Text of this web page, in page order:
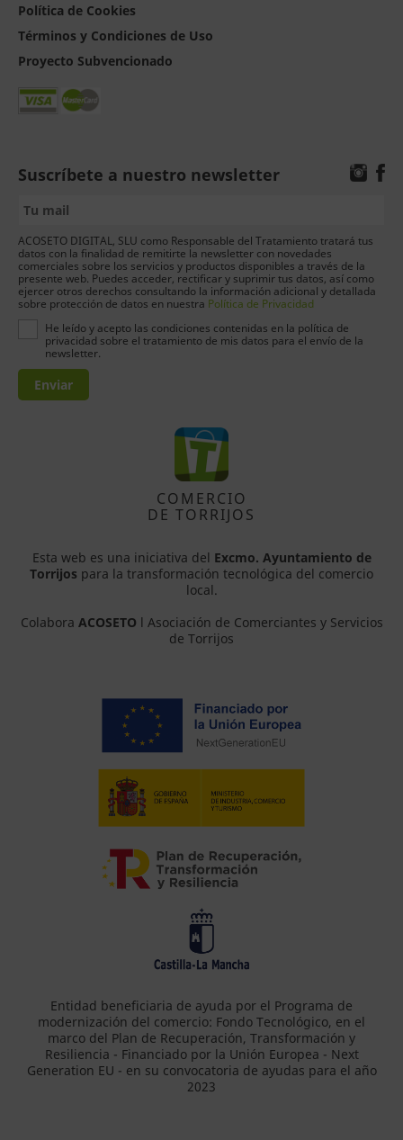
Política de Cookies
Términos y Condiciones de Uso
Proyecto Subvencionado
Suscríbete a nuestro newsletter
ACOSETO DIGITAL, SLU como Responsable del Tratamiento tratará tus
datos con la finalidad de remitirte la newsletter con novedades
comerciales sobre los servicios y productos disponibles a través de la
presente web. Puedes acceder, rectificar y suprimir tus datos, así como
ejercer otros derechos consultando la información adicional y detallada
sobre protección de datos en nuestra Política de Privacidad
He leído y acepto las condiciones contenidas en la política de
privacidad sobre el tratamiento de mis datos para el envío de la
newsletter.
Enviar
COMERCIO
DE TORRIJOS
Esta web es una iniciativa del Excmo. Ayuntamiento de
Torrijos para la transformación tecnológica del comercio
local.
Colabora ACOSETO l Asociación de Comerciantes y Servicios
de Torrijos
Entidad beneficiaria de ayuda por el Programa de
modernización del comercio: Fondo Tecnológico, en el
marco del Plan de Recuperación, Transformación y
Resiliencia - Financiado por la Unión Europea - Next
Generation EU - en su convocatoria de ayudas para el año
2023